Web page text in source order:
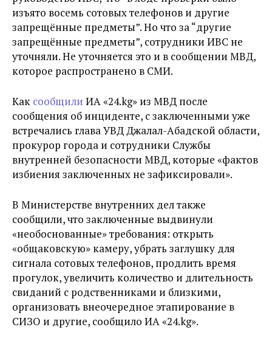
изъято восемь сотовых телефонов и другие
запрещённые предметы”. Но что за “другие
запрещённые предметы”, сотрудники ИВС не
уточняли. Не уточняется это и в сообщении МВД,
которое распространено в СМИ.
Как сообщили ИА «24.kg» из МВД после
сообщения об инциденте, с заключенными уже
встречались глава УВД Джалал-Абадской области,
прокурор города и сотрудники Службы
внутренней безопасности МВД, которые «фактов
избиения заключенных не зафиксировали».
В Министерстве внутренних дел также
сообщили, что заключенные выдвинули
«необоснованные» требования: открыть
«общаковскую» камеру, убрать заглушку для
сигнала сотовых телефонов, продлить время
прогулок, увеличить количество и длительность
свиданий с родственниками и близкими,
организовать внеочередное этапирование в
СИЗО и другие, сообщило ИА «24.kg».